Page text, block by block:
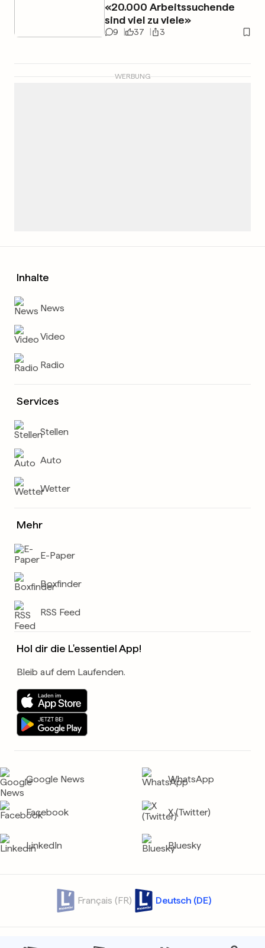
«20.000 Arbeitssuchende
sind viel zu viele»
9 37 3
WERBUNG
Inhalte
News
Video
Radio
Services
Stellen
Auto
Wetter
Mehr
E-Paper
Boxfinder
RSS Feed
Hol dir die L'essentiel App!
Bleib auf dem Laufenden.
Google News WhatsApp
Facebook X (Twitter)
LinkedIn Bluesky
Français (FR) Deutsch (DE)